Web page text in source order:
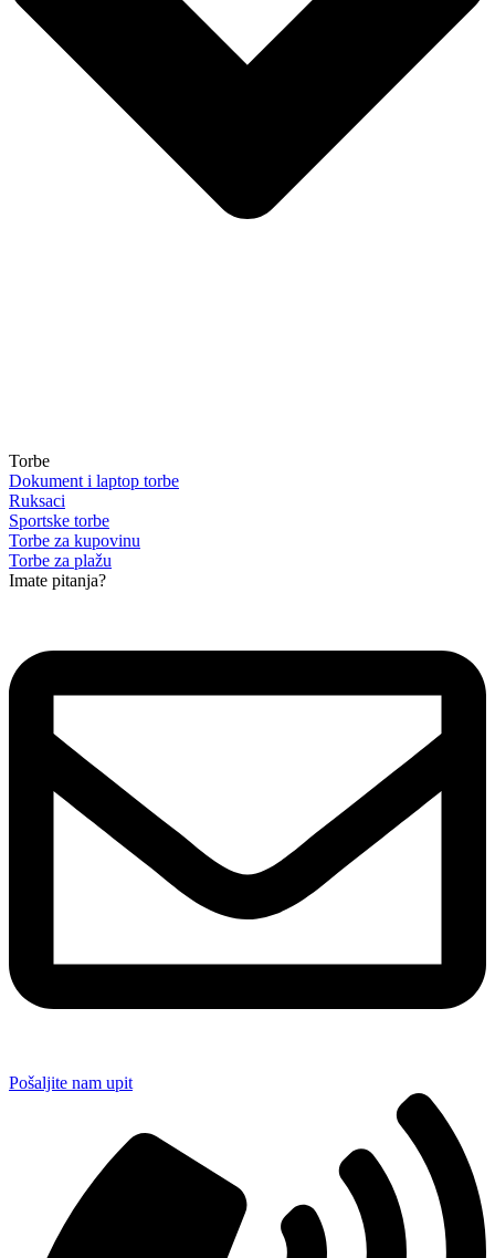
Torbe
Dokument i laptop torbe
Ruksaci
Sportske torbe
Torbe za kupovinu
Torbe za plažu
Imate pitanja?
Pošaljite nam upit